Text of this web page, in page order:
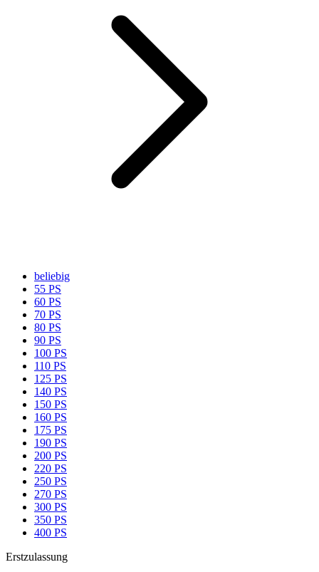
beliebig
55 PS
60 PS
70 PS
80 PS
90 PS
100 PS
110 PS
125 PS
140 PS
150 PS
160 PS
175 PS
190 PS
200 PS
220 PS
250 PS
270 PS
300 PS
350 PS
400 PS
Erstzulassung